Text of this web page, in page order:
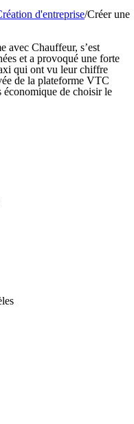
d'entreprise/Créer une
avec Chauffeur, s’est
et a provoqué une forte
qui ont vu leur chiffre
de la plateforme VTC
de choisir le